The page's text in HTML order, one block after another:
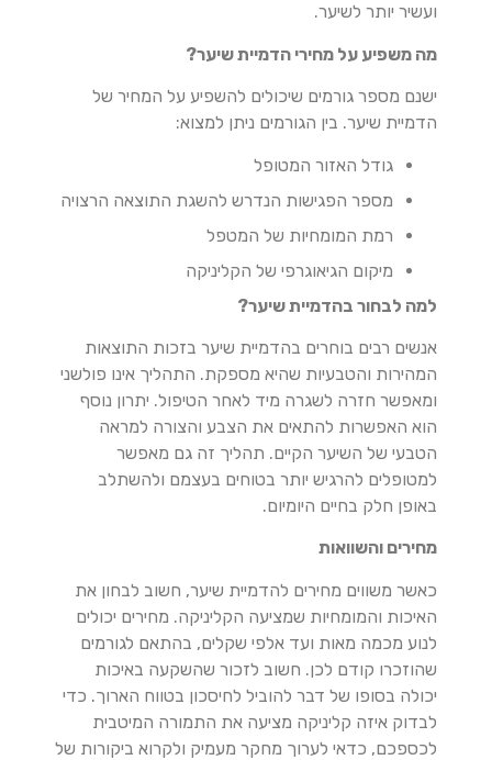
ועשיר יותר לשיער.
מה משפיע על מחירי הדמיית שיער?
ישנם מספר גורמים שיכולים להשפיע על המחיר של
הדמיית שיער. בין הגורמים ניתן למצוא:
גודל האזור המטופל
מספר הפגישות הנדרש להשגת התוצאה הרצויה
רמת המומחיות של המטפל
מיקום הגיאוגרפי של הקליניקה
למה לבחור בהדמיית שיער?
אנשים רבים בוחרים בהדמיית שיער בזכות התוצאות
המהירות והטבעיות שהיא מספקת. התהליך אינו פולשני
ומאפשר חזרה לשגרה מיד לאחר הטיפול. יתרון נוסף
הוא האפשרות להתאים את הצבע והצורה למראה
הטבעי של השיער הקיים. תהליך זה גם מאפשר
למטופלים להרגיש יותר בטוחים בעצמם ולהשתלב
באופן חלק בחיים היומיום.
מחירים והשוואות
כאשר משווים מחירים להדמיית שיער, חשוב לבחון את
האיכות והמומחיות שמציעה הקליניקה. מחירים יכולים
לנוע מכמה מאות ועד אלפי שקלים, בהתאם לגורמים
שהוזכרו קודם לכן. חשוב לזכור שהשקעה באיכות
יכולה בסופו של דבר להוביל לחיסכון בטווח הארוך. כדי
לבדוק איזה קליניקה מציעה את התמורה המיטבית
לכספכם, כדאי לערוך מחקר מעמיק ולקרוא ביקורות של